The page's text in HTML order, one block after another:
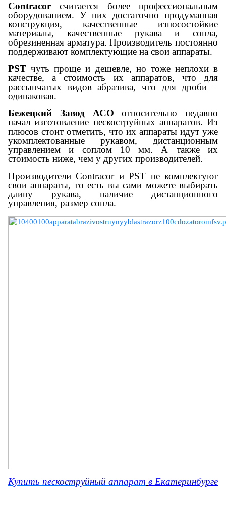
Contracor считается более профессиональным
оборудованием. У них достаточно продуманная
конструкция, качественные износостойкие
материалы, качественные рукава и сопла,
обрезиненная арматура. Производитель постоянно
поддерживают комплектующие на свои аппараты.
PST чуть проще и дешевле, но тоже неплохи в
качестве, а стоимость их аппаратов, что для
рассыпчатых видов абразива, что для дроби –
одинаковая.
Бежецкий Завод АСО относительно недавно
начал изготовление пескоструйных аппаратов. Из
плюсов стоит отметить, что их аппараты идут уже
укомплектованные рукавом, дистанционным
управлением и соплом 10 мм. А также их
стоимость ниже, чем у других производителей.
Производители Contracor и PST не комплектуют
свои аппараты, то есть вы сами можете выбирать
длину рукава, наличие дистанционного
управления, размер сопла.
Купить пескоструйный аппарат в Екатеринбурге